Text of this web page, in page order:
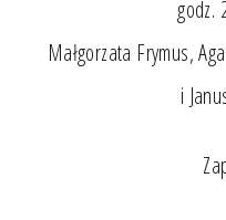
godz.
Małgorzata Frymus,
i